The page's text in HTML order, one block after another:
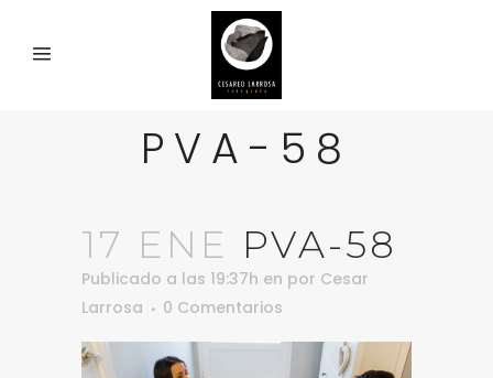
PVA-58
17 ENE PVA-58
Publicado a las 19:37h en por Cesar
Larrosa
0 Comentarios